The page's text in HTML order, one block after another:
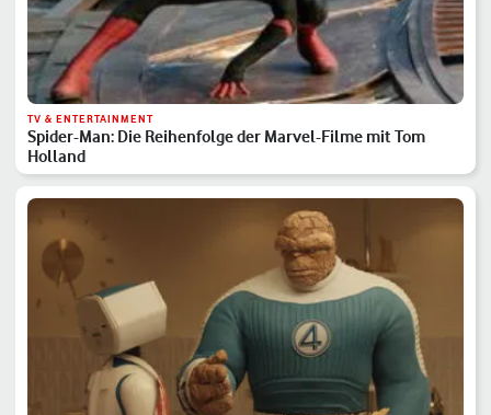
TV & ENTERTAINMENT
Spider-Man: Die Reihenfolge der Marvel-Filme mit Tom
Holland